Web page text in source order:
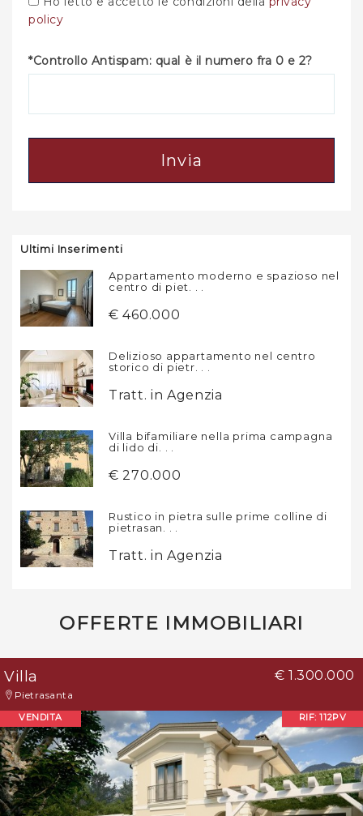
policy
*Controllo Antispam: qual è il numero fra 0 e 2?
Invia
Ultimi Inserimenti
Appartamento moderno e spazioso nel
centro di piet. . .
€ 460.000
Delizioso appartamento nel centro
storico di pietr. . .
Tratt. in Agenzia
Villa bifamiliare nella prima campagna
di lido di. . .
€ 270.000
Rustico in pietra sulle prime colline di
pietrasan. . .
Tratt. in Agenzia
OFFERTE IMMOBILIARI
Villa € 1.300.000
Pietrasanta
VENDITA RIF: 112PV